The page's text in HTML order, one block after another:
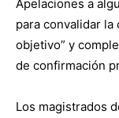
Apelaciones a
para convalidar
objetivo” y
de confirmación
Los magistrados